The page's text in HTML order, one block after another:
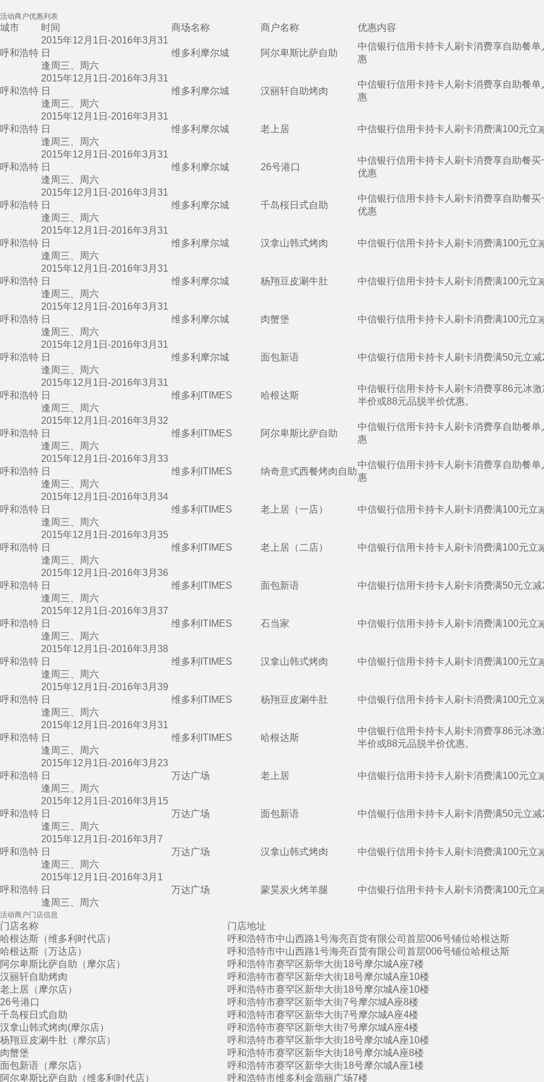
活动商户优惠列表
城市 时间 商场名称 商户名称 优惠内容
呼和浩特
2015年12月1日-2016年3月31
日
逢周三、周六
维多利摩尔城 阿尔卑斯比萨自助
中信银行信用卡持卡人刷卡消费享自助餐单
惠
呼和浩特
2015年12月1日-2016年3月31
日
逢周三、周六
维多利摩尔城 汉丽轩自助烤肉
中信银行信用卡持卡人刷卡消费享自助餐单
惠
呼和浩特
2015年12月1日-2016年3月31
日
逢周三、周六
维多利摩尔城 老上居 中信银行信用卡持卡人刷卡消费满100元立
呼和浩特
2015年12月1日-2016年3月31
日
逢周三、周六
维多利摩尔城 26号港口
中信银行信用卡持卡人刷卡消费享自助餐买
优惠
呼和浩特
2015年12月1日-2016年3月31
日
逢周三、周六
维多利摩尔城 千岛桜日式自助
中信银行信用卡持卡人刷卡消费享自助餐买
优惠
呼和浩特
2015年12月1日-2016年3月31
日
逢周三、周六
维多利摩尔城 汉拿山韩式烤肉 中信银行信用卡持卡人刷卡消费满100元立
呼和浩特
2015年12月1日-2016年3月31
日
逢周三、周六
维多利摩尔城 杨翔豆皮涮牛肚 中信银行信用卡持卡人刷卡消费满100元立
呼和浩特
2015年12月1日-2016年3月31
日
逢周三、周六
维多利摩尔城 肉蟹堡 中信银行信用卡持卡人刷卡消费满100元立
呼和浩特
2015年12月1日-2016年3月31
日
逢周三、周六
维多利摩尔城 面包新语 中信银行信用卡持卡人刷卡消费满50元立减
呼和浩特
2015年12月1日-2016年3月31
日
逢周三、周六
维多利ITIMES 哈根达斯
中信银行信用卡持卡人刷卡消费享86元冰激
半价或88元品脱半价优惠。
呼和浩特
2015年12月1日-2016年3月32
日
逢周三、周六
维多利ITIMES 阿尔卑斯比萨自助
中信银行信用卡持卡人刷卡消费享自助餐单
惠
呼和浩特
2015年12月1日-2016年3月33
日
逢周三、周六
维多利ITIMES 纳奇意式西餐烤肉自助
中信银行信用卡持卡人刷卡消费享自助餐单
惠
呼和浩特
2015年12月1日-2016年3月34
日
逢周三、周六
维多利ITIMES 老上居（一店） 中信银行信用卡持卡人刷卡消费满100元立
呼和浩特
2015年12月1日-2016年3月35
日
逢周三、周六
维多利ITIMES 老上居（二店） 中信银行信用卡持卡人刷卡消费满100元立
呼和浩特
2015年12月1日-2016年3月36
日
逢周三、周六
维多利ITIMES 面包新语 中信银行信用卡持卡人刷卡消费满50元立减
呼和浩特
2015年12月1日-2016年3月37
日
逢周三、周六
维多利ITIMES 石当家 中信银行信用卡持卡人刷卡消费满100元立
呼和浩特
2015年12月1日-2016年3月38
日
逢周三、周六
维多利ITIMES 汉拿山韩式烤肉 中信银行信用卡持卡人刷卡消费满100元立
呼和浩特
2015年12月1日-2016年3月39
日
逢周三、周六
维多利ITIMES 杨翔豆皮涮牛肚 中信银行信用卡持卡人刷卡消费满100元立
呼和浩特
2015年12月1日-2016年3月31
日
逢周三、周六
维多利ITIMES 哈根达斯
中信银行信用卡持卡人刷卡消费享86元冰激
半价或88元品脱半价优惠。
呼和浩特
2015年12月1日-2016年3月23
日
逢周三、周六
万达广场 老上居 中信银行信用卡持卡人刷卡消费满100元立
呼和浩特
2015年12月1日-2016年3月15
日
逢周三、周六
万达广场 面包新语 中信银行信用卡持卡人刷卡消费满50元立减
呼和浩特
2015年12月1日-2016年3月7
日
逢周三、周六
万达广场 汉拿山韩式烤肉 中信银行信用卡持卡人刷卡消费满100元立
呼和浩特
2015年12月1日-2016年3月1
日
逢周三、周六
万达广场 蒙昊炭火烤羊腿 中信银行信用卡持卡人刷卡消费满100元立
活动商户门店信息
门店名称 门店地址
哈根达斯（维多利时代店）
呼和浩特市中山西路1号海亮百货有限公司首层006号铺位哈根达斯
哈根达斯（万达店）
呼和浩特市中山西路1号海亮百货有限公司首层006号铺位哈根达斯
阿尔卑斯比萨自助（摩尔店）
呼和浩特市赛罕区新华大街18号摩尔城A座7楼
汉丽轩自助烤肉
呼和浩特市赛罕区新华大街18号摩尔城A座10楼
老上居（摩尔店）
呼和浩特市赛罕区新华大街18号摩尔城A座10楼
26号港口
呼和浩特市赛罕区新华大街7号摩尔城A座8楼
千岛桜日式自助
呼和浩特市赛罕区新华大街7号摩尔城A座4楼
汉拿山韩式烤肉(摩尔店）
呼和浩特市赛罕区新华大街7号摩尔城A座4楼
杨翔豆皮涮牛肚（摩尔店）
呼和浩特市赛罕区新华大街18号摩尔城A座10楼
肉蟹堡
呼和浩特市赛罕区新华大街18号摩尔城A座8楼
面包新语（摩尔店）
呼和浩特市赛罕区新华大街18号摩尔城A座1楼
阿尔卑斯比萨自助（维多利时代店）
呼和浩特市维多利金翡丽广场7楼